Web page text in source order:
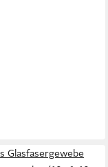
Glasfasergewebe